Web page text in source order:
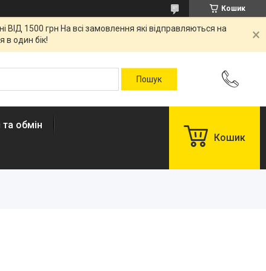
Кошик
1500 грн На всі замовлення які відправляються на
в один бік!
обмін
Кошик